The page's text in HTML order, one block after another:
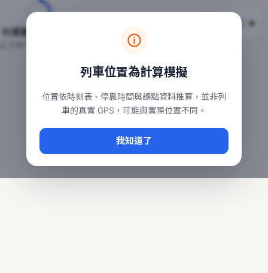
台鐵列車即時位置地圖
本頁顯示目前全台鐵運行中的列車位置，涵蓋自強、普悠瑪、
常用查詢：
、台中車站即時動態
台鐵即時動態
列車位置為計算模擬
位置依時刻表、停靠時間與誤點資料推算，並非列
車的真實 GPS，可能與實際位置不同。
我知道了
列車動態載入中…